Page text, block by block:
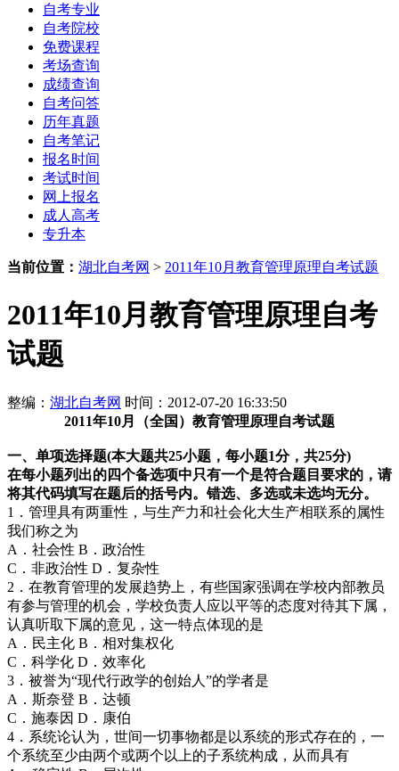
自考专业
自考院校
免费课程
考场查询
成绩查询
自考问答
历年真题
自考笔记
报名时间
考试时间
网上报名
成人高考
专升本
当前位置： 湖北自考网 > 2011年10月教育管理原理自考试题
2011年10月教育管理原理自考
试题
整编： 湖北自考网 时间：2012-07-20 16:33:50
2011年10月（全国）教育管理原理自考试题
一、单项选择题(本大题共25小题，每小题1分，共25分)
在每小题列出的四个备选项中只有一个是符合题目要求的，请
将其代码填写在题后的括号内。错选、多选或未选均无分。
1．管理具有两重性，与生产力和社会化大生产相联系的属性
我们称之为
A．社会性 B．政治性
C．非政治性 D．复杂性
2．在教育管理的发展趋势上，有些国家强调在学校内部教员
有参与管理的机会，学校负责人应以平等的态度对待其下属，
认真听取下属的意见，这一特点体现的是
A．民主化 B．相对集权化
C．科学化 D．效率化
3．被誉为“现代行政学的创始人”的学者是
A．斯奈登 B．达顿
C．施泰因 D．康伯
4．系统论认为，世间一切事物都是以系统的形式存在的，一
个系统至少由两个或两个以上的子系统构成，从而具有